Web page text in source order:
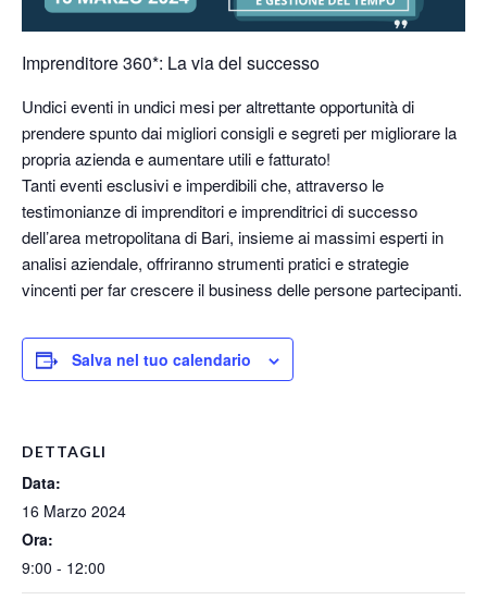
Imprenditore 360*: La via del successo
Undici eventi in undici mesi per altrettante opportunità di
prendere spunto dai migliori consigli e segreti per migliorare la
propria azienda e aumentare utili e fatturato!
Tanti eventi esclusivi e imperdibili che, attraverso le
testimonianze di imprenditori e imprenditrici di successo
dell’area metropolitana di Bari, insieme ai massimi esperti in
analisi aziendale, offriranno strumenti pratici e strategie
vincenti per far crescere il business delle persone partecipanti.
Salva nel tuo calendario
DETTAGLI
Data:
16 Marzo 2024
Ora:
9:00 - 12:00